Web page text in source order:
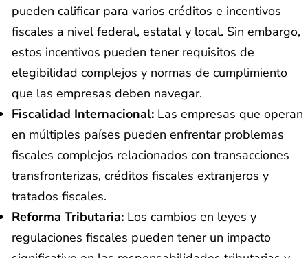
pueden calificar para varios créditos e incentivos
fiscales a nivel federal, estatal y local. Sin embargo,
estos incentivos pueden tener requisitos de
elegibilidad complejos y normas de cumplimiento
que las empresas deben navegar.
Fiscalidad Internacional: Las empresas que operan
en múltiples países pueden enfrentar problemas
fiscales complejos relacionados con transacciones
transfronterizas, créditos fiscales extranjeros y
tratados fiscales.
Reforma Tributaria: Los cambios en leyes y
regulaciones fiscales pueden tener un impacto